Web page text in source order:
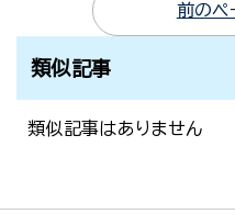
前のペ
類似記事
類似記事はありません